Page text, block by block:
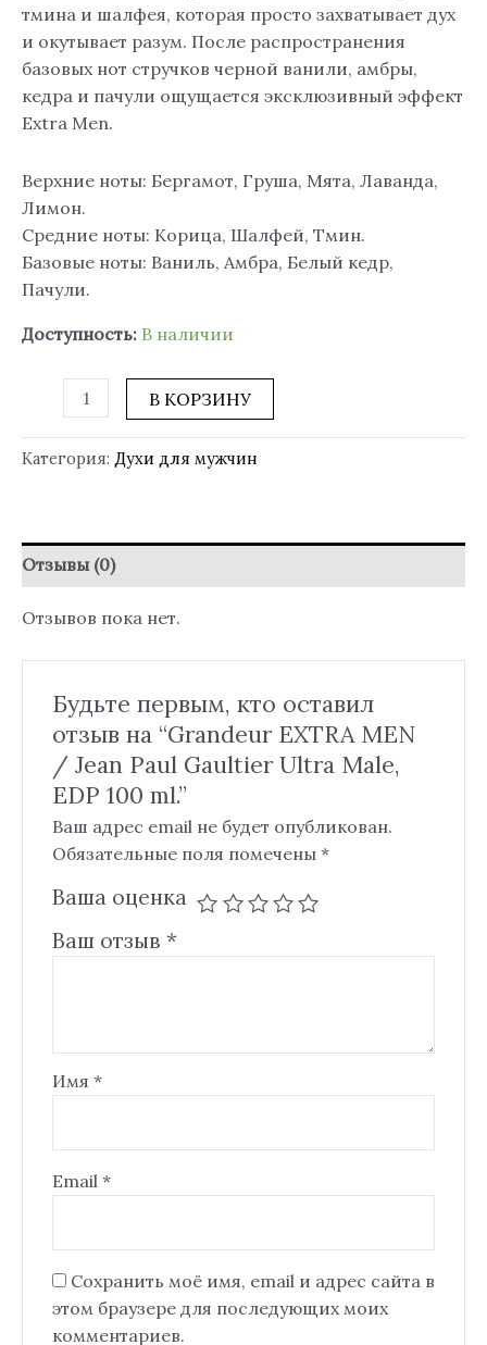
тмина и шалфея, которая просто захватывает дух
и окутывает разум. После распространения
базовых нот стручков черной ванили, амбры,
кедра и пачули ощущается эксклюзивный эффект
Extra Men.
Верхние ноты: Бергамот, Груша, Мята, Лаванда,
Лимон.
Средние ноты: Корица, Шалфей, Тмин.
Базовые ноты: Ваниль, Амбра, Белый кедр,
Пачули.
Доступность: В наличии
В КОРЗИНУ
Категория: Духи для мужчин
Отзывы (0)
Отзывов пока нет.
Будьте первым, кто оставил
отзыв на “Grandeur EXTRA MEN
/ Jean Paul Gaultier Ultra Male,
EDP 100 ml.”
Ваш адрес email не будет опубликован.
Обязательные поля помечены *
Ваша оценка
Ваш отзыв *
Имя *
Email *
Сохранить моё имя, email и адрес сайта в
этом браузере для последующих моих
комментариев.